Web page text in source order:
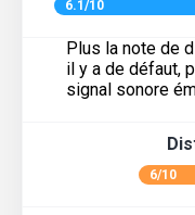
6.1/10
Plus la note de
il y a de défaut,
signal sonore
6/10